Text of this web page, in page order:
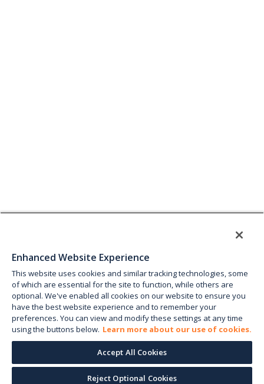
Enhanced Website Experience
This website uses cookies and similar tracking technologies, some
of which are essential for the site to function, while others are
optional. We've enabled all cookies on our website to ensure you
have the best website experience and to remember your
preferences. You can view and modify these settings at any time
using the buttons below. Learn more about our use of cookies.
Accept All Cookies
Reject Optional Cookies